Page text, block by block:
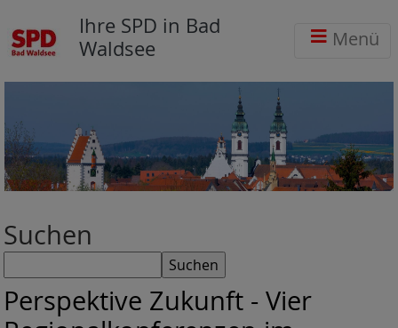
Ihre SPD in Bad
Waldsee
Menü
Suchen
Perspektive Zukunft - Vier